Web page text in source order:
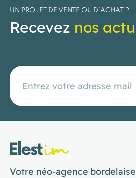
UN PROJET DE VENTE OU D’ACHAT ?
Recevez nos
Votre néo-agence bordelaise